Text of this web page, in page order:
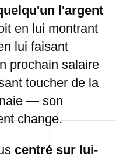
l'argent
en lui montrant
lui faisant
prochain salaire
toucher de la
— son
change.
centré sur lui-